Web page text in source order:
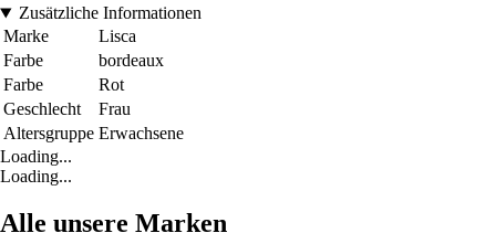
Zusätzliche Informationen
Marke
Lisca
Farbe
bordeaux
Farbe
Rot
Geschlecht
Frau
Altersgruppe Erwachsene
Loading...
Loading...
Alle unsere Marken